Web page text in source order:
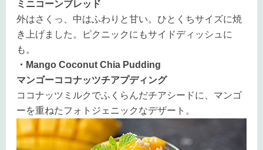
ミニコーンブレッド
外はさくっ、中はふわりと甘い。ひとくちサイズに焼
き上げました。ピクニックにもサイドディッシュに
も。
・Mango Coconut Chia Pudding
マンゴーココナッツチアプディング
ココナッツミルクでふくらんだチアシードに、マンゴ
ーを重ねたフォトジェニックなデザート。